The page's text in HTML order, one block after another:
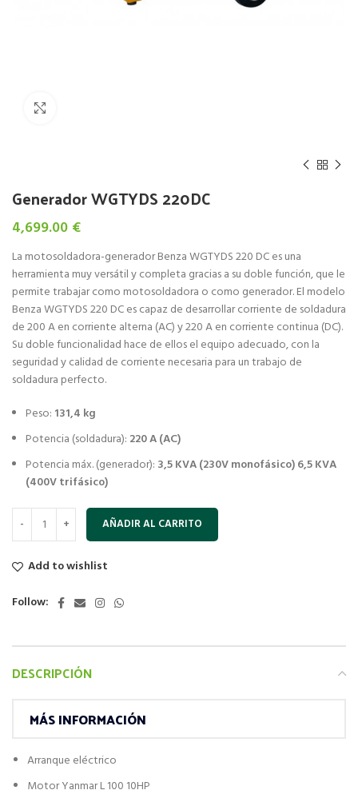
Generador WGTYDS 220DC
4,699.00 €
La motosoldadora-generador Benza WGTYDS 220 DC es una
herramienta muy versátil y completa gracias a su doble función, que le
permite trabajar como motosoldadora o como generador. El modelo
Benza WGTYDS 220 DC es capaz de desarrollar corriente de soldadura
de 200 A en corriente alterna (AC) y 220 A en corriente continua (DC).
Su doble funcionalidad hace de ellos el equipo adecuado, con la
seguridad y calidad de corriente necesaria para un trabajo de
soldadura perfecto.
Peso: 131,4 kg
Potencia (soldadura): 220 A (AC)
Potencia máx. (generador): 3,5 KVA (230V monofásico) 6,5 KVA
(400V trifásico)
AÑADIR AL CARRITO
Add to wishlist
Follow:
DESCRIPCIÓN
MÁS INFORMACIÓN
Arranque eléctrico
Motor Yanmar L 100 10HP